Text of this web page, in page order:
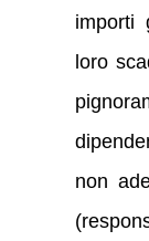
importi
loro
non